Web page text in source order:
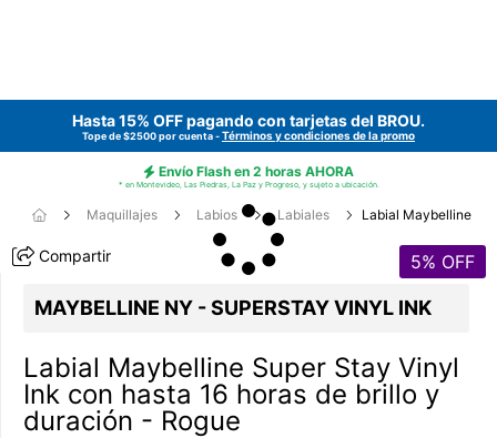
Hasta 15% OFF pagando con tarjetas del BROU.
Tope de $2500 por cuenta -Términos y condiciones de la promo
Envío Flash en 2 horas AHORA
* en Montevideo, Las Piedras, La Paz y Progreso, y sujeto a ubicación.
Maquillajes Labios Labiales Labial Maybelline
Compartir 5% OFF
MAYBELLINE NY - SUPERSTAY VINYL INK
Labial Maybelline Super Stay Vinyl
Ink con hasta 16 horas de brillo y
duración - Rogue